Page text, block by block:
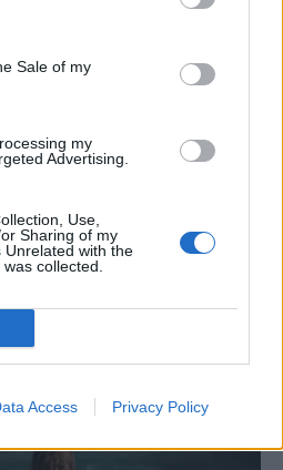
Sale of my
my
Advertising.
Use,
Sharing of my
Unrelated with the
collected.
Access Privacy Policy
Πλαντ, των Led Zeppelin
να χάσει τη γυναίκα του